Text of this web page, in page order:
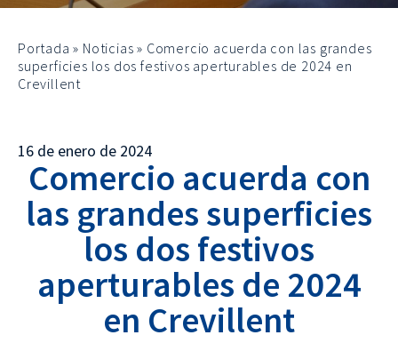
Portada » Noticias » Comercio acuerda con las grandes
superficies los dos festivos aperturables de 2024 en
Crevillent
16 de enero de 2024
Comercio acuerda con
las grandes superficies
los dos festivos
aperturables de 2024
en Crevillent